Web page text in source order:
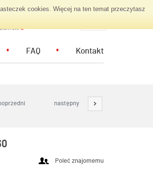
cookies. Więcej na ten temat przeczytasz
0
FAQ Kontakt
następny
Poleć znajomemu